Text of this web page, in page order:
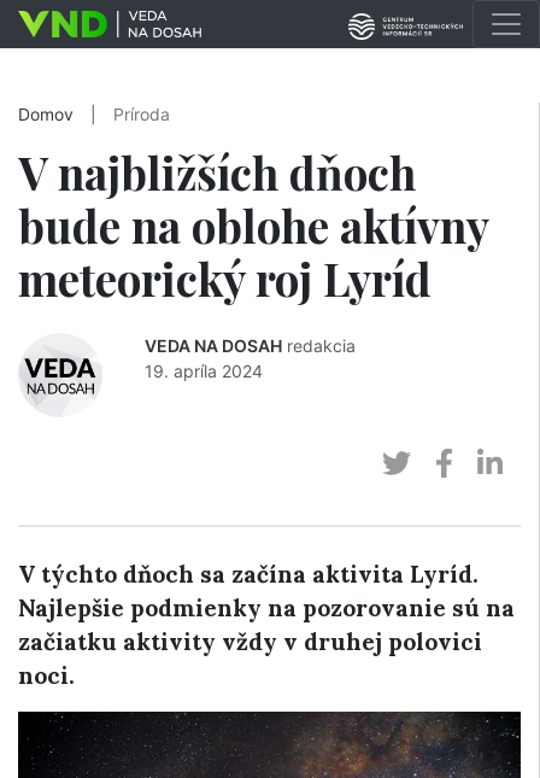
Domov Príroda
V najbližších dňoch
bude na oblohe aktívny
meteorický roj Lyríd
VEDA NA DOSAH redakcia
19. apríla 2024
V týchto dňoch sa začína aktivita Lyríd.
Najlepšie podmienky na pozorovanie sú na
začiatku aktivity vždy v druhej polovici
noci.